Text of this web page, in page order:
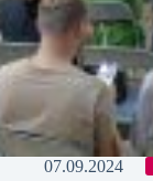
07.09.2024